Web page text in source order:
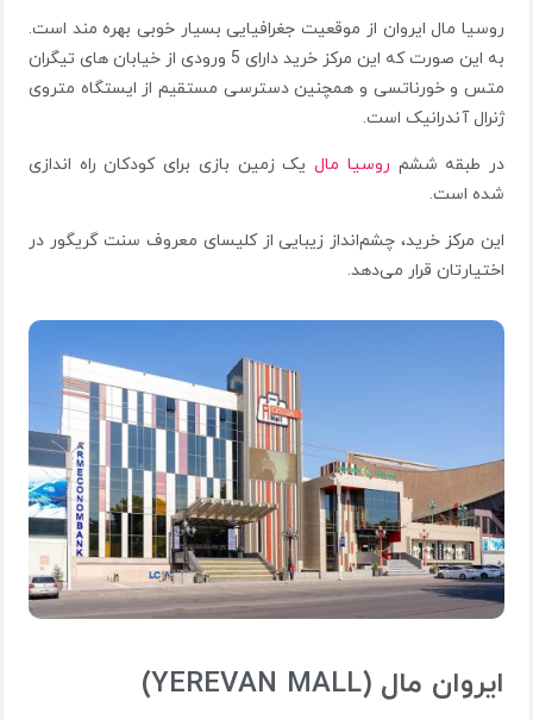
روسیا مال ایروان از موقعیت جغرافیایی بسیار خوبی بهره مند است.
به این صورت که این مرکز خرید دارای 5 ورودی از خیابان های تیگران
متس و خورناتسی و همچنین دسترسی مستقیم از ایستگاه متروی
ژنرال آندرانیک است.
در طبقه ششم روسیا مالیک زمین بازی برای کودکان راه اندازی
شده است.
این مرکز خرید، چشم‌انداز زیبایی از کلیسای معروف سنت گریگور در
اختیارتان قرار می‌دهد.
ایروان مال (YEREVAN MALL)